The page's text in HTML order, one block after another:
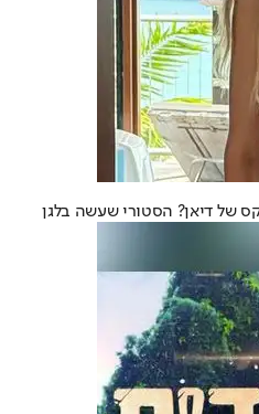
של דיאן? הסטורי שעשה בלגן